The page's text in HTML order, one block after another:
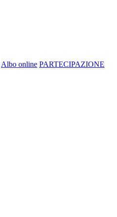
Albo online PARTECIPAZIONE